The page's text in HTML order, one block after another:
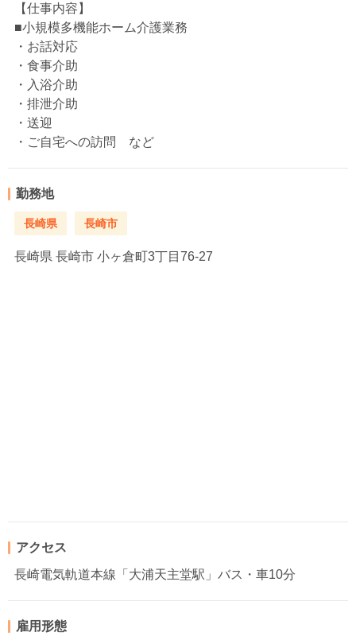
【仕事内容】
■小規模多機能ホーム介護業務
・お話対応
・食事介助
・入浴介助
・排泄介助
・送迎
・ご自宅への訪問 など
勤務地
長崎県 長崎市
長崎県 長崎市 小ヶ倉町3丁目76-27
アクセス
長崎電気軌道本線「大浦天主堂駅」バス・車10分
雇用形態